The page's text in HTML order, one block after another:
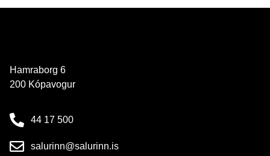
Hamraborg 6
200 Kópavogur
44 17 500
salurinn@salurinn.is